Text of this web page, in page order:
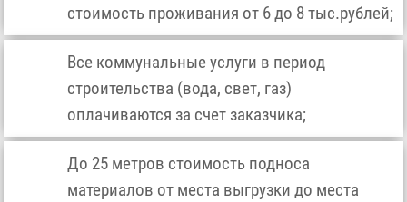
стоимость проживания от 6 до 8 тыс.рублей;
Все коммунальные услуги в период
строительства (вода, свет, газ)
оплачиваются за счет заказчика;
До 25 метров стоимость подноса
материалов от места выгрузки до места